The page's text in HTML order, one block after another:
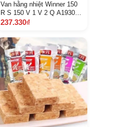
Van hằng nhiệt Winner 150
R S 150 V 1 V 2 Q A19300
K 15901
237.330₫